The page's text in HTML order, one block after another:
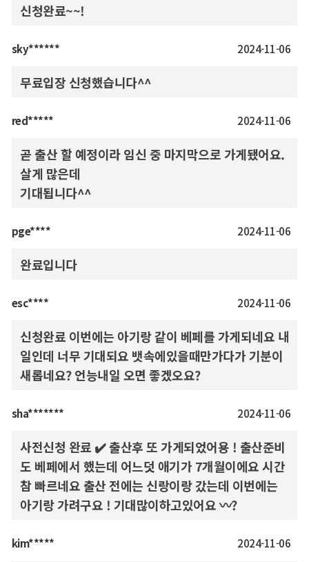
신청완료~~!
sky****** 2024-11-06
무료입장 신청했습니다^^
red***** 2024-11-06
곧 출산 할 예정이라 임신 중 마지막으로 가게됐어요.
살게 많은데
기대됩니다^^
pge**** 2024-11-06
완료입니다
esc**** 2024-11-06
신청완료 이번에는 아기랑 같이 베페를 가게되네요 내
일인데 너무 기대되요 뱃속에있을때만가다가 기분이
새롭네요? 언능내일 오면 좋겠오요?
sha******* 2024-11-06
사전신청 완료 ✔️ 출산후 또 가게되었어용 ! 출산준비
도 베페에서 했는데 어느덧 애기가 7개월이에요 시간
참 빠르네요 출산 전에는 신랑이랑 갔는데 이번에는
아기랑 가려구요 ! 기대많이하고있어요 〰️?
kim***** 2024-11-06